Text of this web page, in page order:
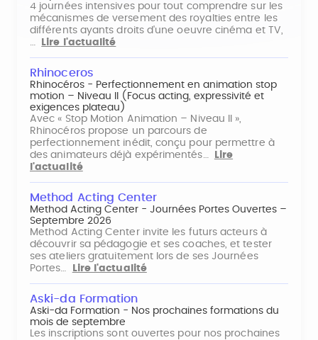
4 journées intensives pour tout comprendre sur les
mécanismes de versement des royalties entre les
différents ayants droits d'une oeuvre cinéma et TV,
…
Lire l'actualité
Rhinoceros
Rhinocéros - Perfectionnement en animation stop
motion – Niveau II (Focus acting, expressivité et
exigences plateau)
Avec « Stop Motion Animation – Niveau II »,
Rhinocéros propose un parcours de
perfectionnement inédit, conçu pour permettre à
des animateurs déjà expérimentés…
Lire
l'actualité
Method Acting Center
Method Acting Center - Journées Portes Ouvertes –
Septembre 2026
Method Acting Center invite les futurs acteurs à
découvrir sa pédagogie et ses coaches, et tester
ses ateliers gratuitement lors de ses Journées
Portes…
Lire l'actualité
Aski-da Formation
Aski-da Formation - Nos prochaines formations du
mois de septembre
Les inscriptions sont ouvertes pour nos prochaines